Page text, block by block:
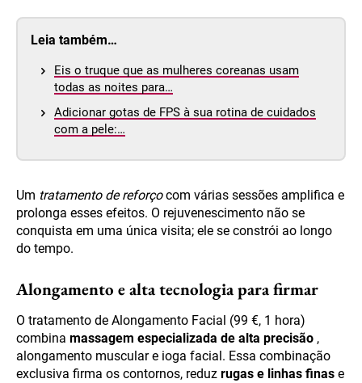
Leia também…
Eis o truque que as mulheres coreanas usam
todas as noites para…
Adicionar gotas de FPS à sua rotina de cuidados
com a pele:…
Um tratamento de reforçocom várias sessões amplifica e
prolonga esses efeitos. O rejuvenescimento não se
conquista em uma única visita; ele se constrói ao longo
do tempo.
Alongamento e alta tecnologia para firmar
O tratamento de Alongamento Facial (99 €, 1 hora)
combina massagem especializada de alta precisão ,
alongamento muscular e ioga facial. Essa combinação
exclusiva firma os contornos, reduz rugas e linhas finas e